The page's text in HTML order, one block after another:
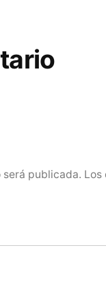
publicada. Los